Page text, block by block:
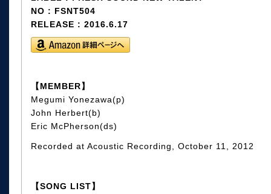
NO : FSNT504
RELEASE : 2016.6.17
【MEMBER】
Megumi Yonezawa(p)
John Herbert(b)
Eric McPherson(ds)
Recorded at Acoustic Recording, October 11, 2012
【SONG LIST】